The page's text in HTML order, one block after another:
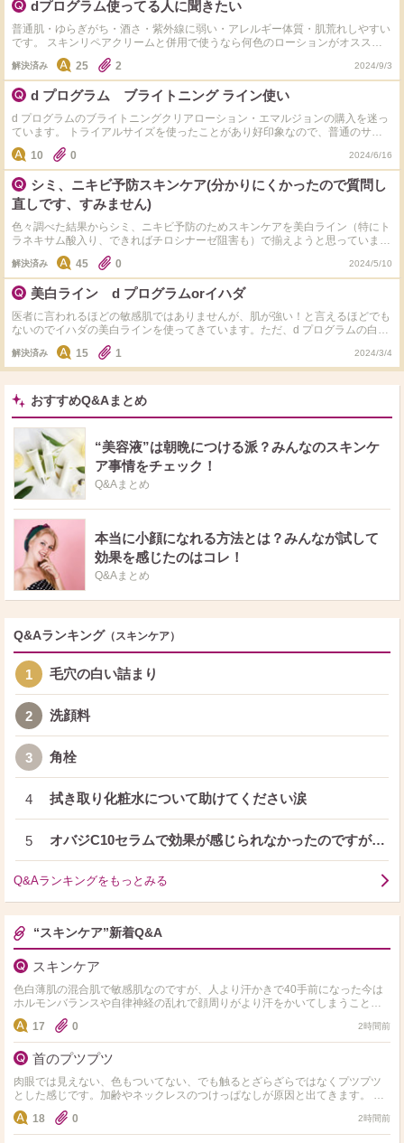
あとに鎮静効果のあるパックを使い、そのあとに以前から使い続けているクリ
ームを使用しています。
dプログラム使ってる人に聞きたい
普通肌・ゆらぎがち・酒さ・紫外線に弱い・アレルギー体質・肌荒れしやすい
です。 スキンリペアクリームと併用で使うなら何色のローションがオススメ
ですか？ 気になる悩みとして挙げるなら鼻と頬の毛穴、薄いシミ(予防も)、あ
とは酒さ特有の赤みなどです。 白も気になってはいますが…無難にピンクか
青で悩んでます ◯色は保湿が足りないなどマイナスポイントもあれば教えて
ください！
解決済み 25 2 2024/9/3
d プログラム ブライトニング ライン使い
d プログラムのブライトニングクリアローション・エマルジョンの購入を迷っ
ています。 トライアルサイズを使ったことがあり好印象なので、普通のサイ
ズも買おうかなと思っていますが、なんせお値段が少々するので（エリクシー
ルより容量が少なく値段が高い…）、ためらっています(T T) そこで、購入を
後押しするような、この2つのアイテムの良いところを教えてくださ
い、！！！みなさんの実感をお聞きしたいです！
10 0 2024/6/16
シミ、ニキビ予防スキンケア(分かりにくかったので質問し
直しです、すみません)
色々調べた結果からシミ、ニキビ予防のためスキンケアを美白ライン（特にト
ラネキサム酸入り、できればチロシナーゼ阻害も）で揃えようと思っています
気になってるラインの化粧水をタグ付けしておきます！ それ以外でも構いま
せん。おすすめ教えてください サラッとしたテクスチャが好きなのでHAKU除
外しています 過去に使って効果なかった経験からメラノCCとキュレルも除外
です！ よろしくお願いします！
解決済み 45 0 2024/5/10
美白ライン d プログラムorイハダ
医者に言われるほどの敏感肌ではありませんが、肌が強い！と言えるほどでも
ないのでイハダの美白ラインを使ってきています。ただ、d プログラムの白も
気になって、トライアルセットを今使ってみているところです！特に肌トラブ
ルなくいい感じですが、このままイハダで行くかd プロに乗り換えてみるか迷
います… 悩みは毛穴のちょっとした開きとニキビ跡の赤みです。20代前半で
す。 美容液が美白重視なので化粧水乳液をどこまで本気の美白にするか…迷
いますが、今はイハダとd プロで迷っています！ 使ったことある方、どちらが
おすすめか教えてください！なるべく短文ではなくポイントも教えてくださ
い！
解決済み 15 1 2024/3/4
おすすめQ&Aまとめ
“美容液”は朝晩につける派？みんなのスキンケ
ア事情をチェック！
Q&Aまとめ
本当に小顔になれる方法とは？みんなが試して
効果を感じたのはコレ！
Q&Aまとめ
Q&Aランキング （スキンケア）
1 毛穴の白い詰まり
2 洗顔料
3 角栓
4 拭き取り化粧水について助けてください涙
5 オバジC10セラムで効果が感じられなかったのですが…
Q&Aランキングをもっとみる
“スキンケア”新着Q&A
スキンケア
色白薄肌の混合肌で敏感肌なのですが、人より汗かきで40手前になった今は
ホルモンバランスや自律神経の乱れで顔周りがより汗をかいてしまうこと
と、毎日のエアコンで内側が乾いている感じがします。同じような…
17 0 2時間前
首のプツプツ
肉眼では見えない、色もついてない、でも触るとざらざらではなくプツプツ
とした感じです。加齢やネックレスのつけっぱなしが原因と出てきます。 皮
膚科へ行こうと思っていますが、同じような方、市販ではどの…
18 0 2時間前